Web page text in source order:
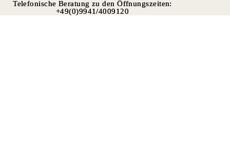
Telefonische Beratung zu den Öffnungszeiten:
+49(0)9941/4009120
Telefonische Beratung zu den Öffnungszeiten:
+49(0)9941/4009120